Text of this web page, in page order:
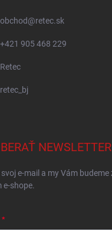
obchod@retec.sk
+421 905 468 229
Retec
retec_bj
NEWSLETTER
e-mail a my Vám
e-shope.